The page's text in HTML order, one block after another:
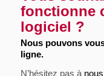
fonctionne
logiciel ?
Nous pouvons
ligne.
N’hésitez pas à